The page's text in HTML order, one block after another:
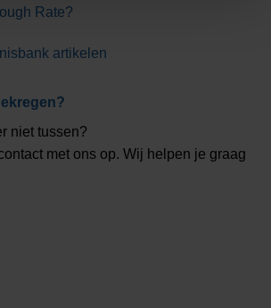
Rate?
artikelen
niet tussen?
met ons op. Wij helpen je graag